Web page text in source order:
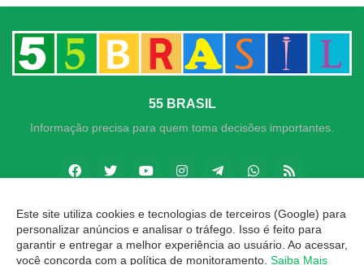
55 BRASIL
Informação precisa para quem toma decisões importantes.
Copyright ©2026Goiás 24h
Este site utiliza cookies e tecnologias de terceiros (Google) para
personalizar anúncios e analisar o tráfego. Isso é feito para
garantir e entregar a melhor experiência ao usuário. Ao acessar,
você concorda com a política de monitoramento. Saiba Mais